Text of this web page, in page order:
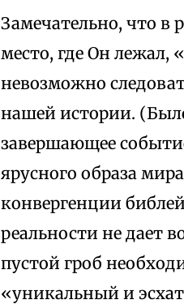
Замечательно, что в
место, где Он лежал,
невозможно
нашей истории.
завершающее
ярусного образа
конвергенции
реальности не дает
пустой гроб
«уникальный и